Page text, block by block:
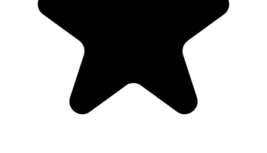
"Always have 101 things to do and this helps me organize and
prioritize like no other app can. It syncs to my phone and laptop, and
when I add dates to tasks, they automatically integrate into my
Google Calendar, which is immensely convenient. I can look at my
daily, weekly, and monthly overview in Google Calendar and
clearly see how much I was able to accomplish! Great tool indeed.
Excited to see how it will evolve over time."